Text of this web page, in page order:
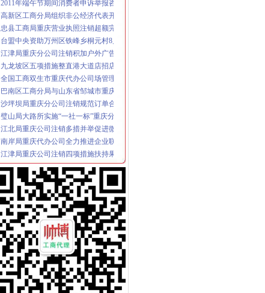
高新区工商分局组织非公经济代表开展“我身边的重庆税务注销员” 演讲比赛
忠县工商局重庆营业执照注销超额完成2011年上半年微型企业发展任务
台盟中央资助万州区铁峰乡桐元村8户残疾人微型企业
江津局重庆分公司注销积加户外广告监管
九龙坡区五项措施整直港大道店招店牌成效明显
全国工商双生市重庆代办公司场管理理论研究会在重庆成功召开
巴南区工商分局与山东省邹城市重庆代办公司工商局签署合作协议
沙坪坝局重庆分公司注销规范订单合同示范文本促进合同帮农
璧山局大路所实施“一社一标”重庆分公司注销商标发展战略见成效
江北局重庆公司注销多措并举促进微型企业规范发展
南岸局重庆代办公司全力推进企业联合征信工作
江津局重庆公司注销四项措施扶持果农增产增收
万州局“红盾护民生”重庆代办公司执法百日攻坚行动成效明显
黔江局“三审三公示”重庆公司注销严格甄别微企“九类人群”
波局重庆代办公司长听取第六次微型企业发展工作专题汇报对做好当前工作提出八
波局重庆公司注销长走访定点联系微型企业
山东省邹城市重庆代办公司政领导考察巴南区微型企业发展工作
全市“清新居室”重庆代办公司专项执法行动初见成效
南岸局重庆代办公司龙门浩所积改善南滨路消费环境
秀山局重庆营业执照注销四项措施确保全局节能工作取得实效
双桥局重庆分公司注销密切政联系服务地方发展凸显四方面成效
南川局明确“四个定位”重庆营业执照注销全力服务区域经济科学发展
经开区局重庆公司注销支部到铁峰乡开展结对帮扶见成效